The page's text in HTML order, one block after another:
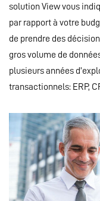
solution View vous
par rapport à votre
de prendre des
gros volume de
plusieurs années
transactionnels: ERP,